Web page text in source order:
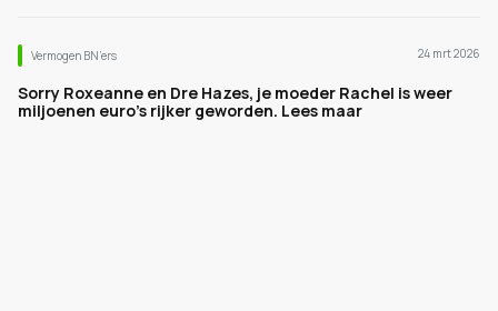
Vermogen BN’ers 24 mrt 2026
Sorry Roxeanne en Dre Hazes, je moeder Rachel is weer
miljoenen euro's rijker geworden. Lees maar